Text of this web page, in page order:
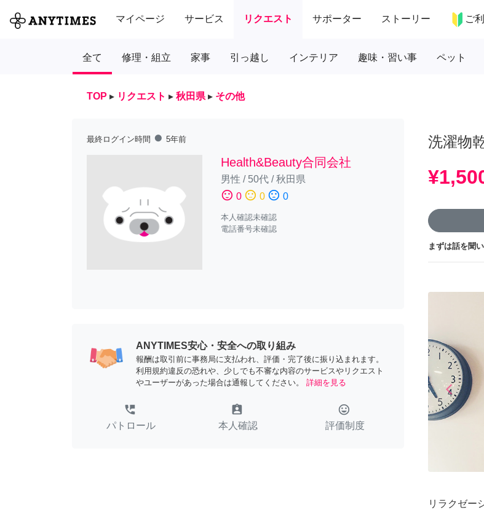
マイページ サービス リクエスト サポーター ストーリー ご
全て 修理・組立 家事 引っ越し インテリア 趣味・習い事 ペット
TOP ▸ リクエスト ▸ 秋田県 ▸ その他
最終ログイン時間 fiber_manual_record 5年前
Health&Beauty合同会社
男性 / 50代/秋田県
sentiment_satisfied 0 sentiment_neutral 0 sentiment_dissatisfied 0
本人確認未確認
電話番号未確認
ANYTIMES安心・安全への取り組み
報酬は取引前に事務局に支払われ、評価・完了後に振り込まれます。
利用規約違反の恐れや、少しでも不審な内容のサービスやリクエスト
やユーザーがあった場合は通報してください。
詳細を見る
perm_phone_msg
パトロール
assignment_ind
本人確認
tag_faces
評価制度
洗濯物
まずは話を聞
arrow_back_ios
リラクゼー